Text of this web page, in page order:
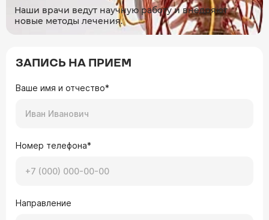
Наши врачи ведут научную работу и внедряют
новые методы лечения.
ЗАПИСЬ НА ПРИЕМ
Ваше имя и отчество*
Номер телефона*
Направление